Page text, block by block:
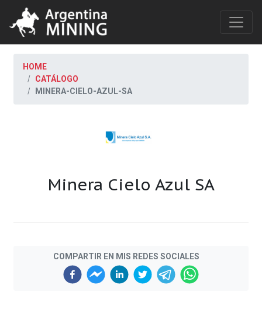
HOME
CATÁLOGO
MINERA-CIELO-AZUL-SA
Minera Cielo Azul SA
COMPARTIR EN MIS REDES SOCIALES